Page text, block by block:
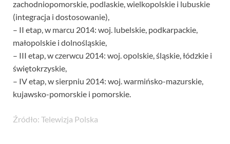
zachodniopomorskie, podlaskie, wielkopolskie i lubuskie
(integracja i dostosowanie),
– II etap, w marcu 2014: woj. lubelskie, podkarpackie,
małopolskie i dolnośląskie,
– III etap, w czerwcu 2014: woj. opolskie, śląskie, łódzkie i
świętokrzyskie,
– IV etap, w sierpniu 2014: woj. warmińsko-mazurskie,
kujawsko-pomorskie i pomorskie.
Źródło: Telewizja Polska